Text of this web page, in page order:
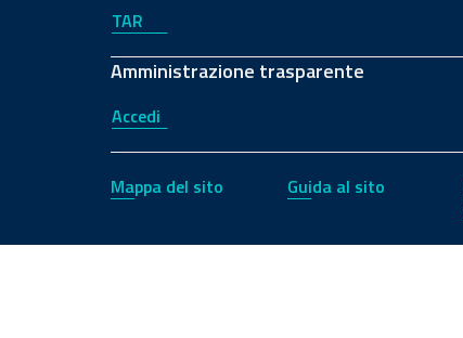
TAR
Amministrazione trasparente
Accedi
Mappa del sito Guida al sito